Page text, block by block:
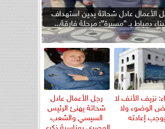
الأعمال عادل شحاتة يدين استهداف
دمياط بـ ”مسيرة”: مرحلة فارقة...
نزيف الأنف لا
الوضوء ولا
يوجب إعادته
رجل الأعمال عادل
شحاتة يهنئ الرئيس
السيسي والشعب
المصري بمناسبة ذكرى